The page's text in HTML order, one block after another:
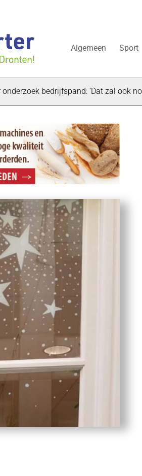
Algemeen Sport
bedrijfspand: ‘Dat zal ook nog wel